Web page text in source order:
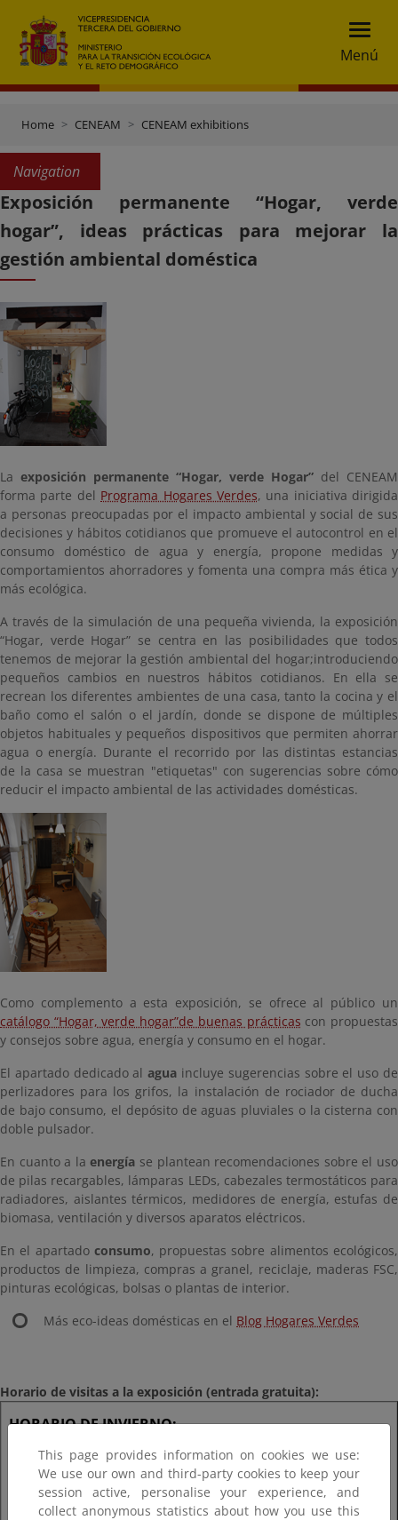
Menú
Home CENEAM CENEAM exhibitions
Navigation
Exposición permanente “Hogar, verde
hogar”, ideas prácticas para mejorar la
gestión ambiental doméstica
La exposición permanente “Hogar, verde Hogar” del CENEAM
forma parte del Programa Hogares Verdes, una iniciativa dirigida
a personas preocupadas por el impacto ambiental y social de sus
decisiones y hábitos cotidianos que promueve el autocontrol en el
consumo doméstico de agua y energía, propone medidas y
comportamientos ahorradores y fomenta una compra más ética y
más ecológica.
A través de la simulación de una pequeña vivienda, la exposición
“Hogar, verde Hogar” se centra en las posibilidades que todos
tenemos de mejorar la gestión ambiental del hogar;introduciendo
pequeños cambios en nuestros hábitos cotidianos. En ella se
recrean los diferentes ambientes de una casa, tanto la cocina y el
baño como el salón o el jardín, donde se dispone de múltiples
objetos habituales y pequeños dispositivos que permiten ahorrar
agua o energía. Durante el recorrido por las distintas estancias
de la casa se muestran "etiquetas" con sugerencias sobre cómo
reducir el impacto ambiental de las actividades domésticas.
Como complemento a esta exposición, se ofrece al público un
catálogo “Hogar, verde hogar”de buenas prácticas con propuestas
y consejos sobre agua, energía y consumo en el hogar.
El apartado dedicado alagua incluye sugerencias sobre el uso de
perlizadores para los grifos, la instalación de rociador de ducha
de bajo consumo, el depósito de aguas pluviales o la cisterna con
doble pulsador.
En cuanto a laenergía se plantean recomendaciones sobre el uso
de pilas recargables, lámparas LEDs, cabezales termostáticos para
radiadores, aislantes térmicos, medidores de energía, estufas de
biomasa, ventilación y diversos aparatos eléctricos.
En el apartado consumo, propuestas sobre alimentos ecológicos,
productos de limpieza, compras a granel, reciclaje, maderas FSC,
pinturas ecológicas, bolsas o plantas de interior.
Más eco-ideas domésticas en el Blog Hogares Verdes
Horario de visitas a la exposición (entrada gratuita):
HORARIO DE INVIERNO:
Lunes a jueves, de 09:00h a 17:00h
Viernes, de 09:00h a 14:30h
This page provides information on cookies we use:
We use our own and third-party cookies to keep your
session active, personalise your experience, and
collect anonymous statistics about how you use this